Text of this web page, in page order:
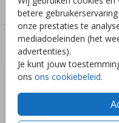
betere
onze prestaties te
mediadoeleinden (het
advertenties).
Je kunt jouw
ons ons cookiebeleid.
Meisjes
Deze ontwerpen